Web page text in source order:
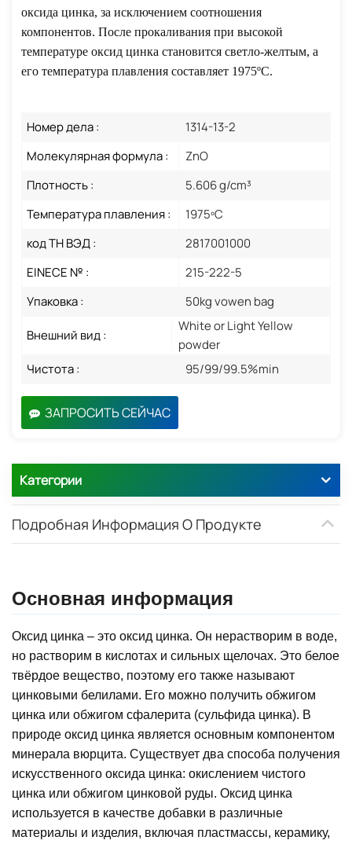
оксида цинка, за исключением соотношения
компонентов. После прокаливания при высокой
температуре оксид цинка становится светло-желтым, а
его температура плавления составляет 1975ºC.
Номер дела :
1314-13-2
Молекулярная формула :
ZnO
Плотность :
5.606 g/cm³
Температура плавления :
1975ºC
код ТН ВЭД :
2817001000
EINECE № :
215-222-5
Упаковка :
50kg vowen bag
Внешний вид :
White or Light Yellow
powder
Чистота :
95/99/99.5%min
ЗАПРОСИТЬ СЕЙЧАС
Категории
Подробная Информация О Продукте
Основная информация
Оксид цинка – это оксид цинка. Он нерастворим в воде,
но растворим в кислотах и ​​сильных щелочах. Это белое
твёрдое вещество, поэтому его также называют
цинковыми белилами. Его можно получить обжигом
цинка или обжигом сфалерита (сульфида цинка). В
природе оксид цинка является основным компонентом
минерала вюрцита. Существует два способа получения
искусственного оксида цинка: окислением чистого
цинка или обжигом цинковой руды. Оксид цинка
используется в качестве добавки в различные
материалы и изделия, включая пластмассы, керамику,